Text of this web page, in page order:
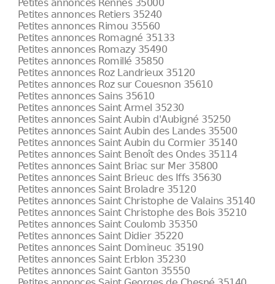
Petites annonces Rennes 35000
Petites annonces Retiers 35240
Petites annonces Rimou 35560
Petites annonces Romagné 35133
Petites annonces Romazy 35490
Petites annonces Romillé 35850
Petites annonces Roz Landrieux 35120
Petites annonces Roz sur Couesnon 35610
Petites annonces Sains 35610
Petites annonces Saint Armel 35230
Petites annonces Saint Aubin d'Aubigné 35250
Petites annonces Saint Aubin des Landes 35500
Petites annonces Saint Aubin du Cormier 35140
Petites annonces Saint Benoît des Ondes 35114
Petites annonces Saint Briac sur Mer 35800
Petites annonces Saint Brieuc des Iffs 35630
Petites annonces Saint Broladre 35120
Petites annonces Saint Christophe de Valains 35140
Petites annonces Saint Christophe des Bois 35210
Petites annonces Saint Coulomb 35350
Petites annonces Saint Didier 35220
Petites annonces Saint Domineuc 35190
Petites annonces Saint Erblon 35230
Petites annonces Saint Ganton 35550